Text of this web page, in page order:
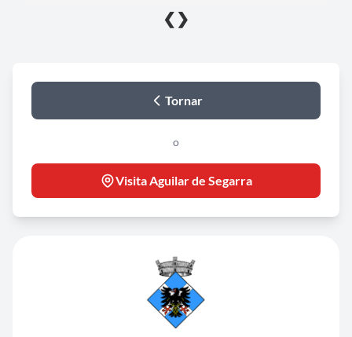
❮ ❯
Tornar
o
Visita Aguilar de Segarra